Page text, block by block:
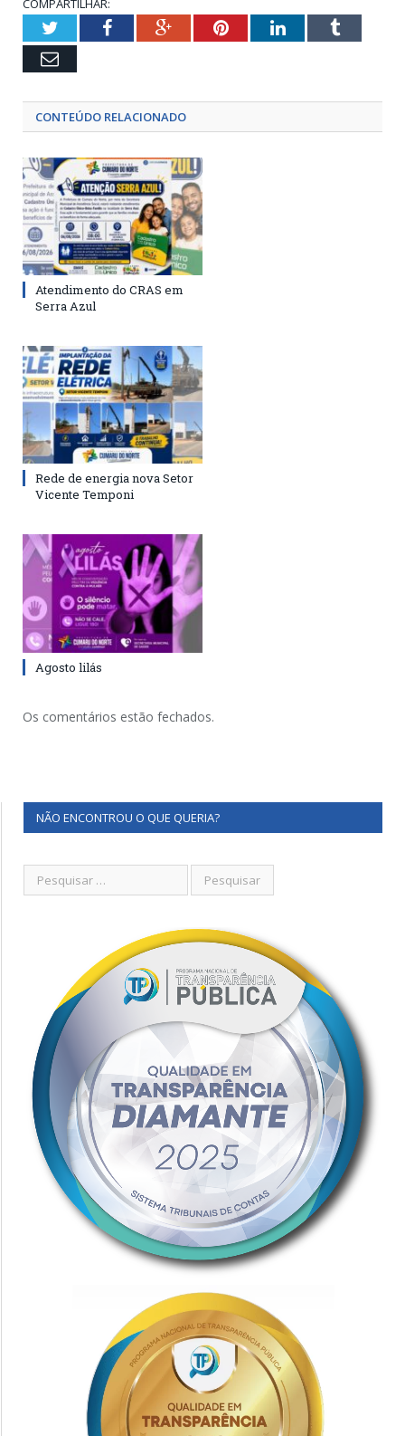
COMPARTILHAR:
TwitterFacebookGoogle+PinterestLinkedInTumblr
Email
CONTEÚDO RELACIONADO
Atendimento do CRAS em
Serra Azul
Rede de energia nova Setor
Vicente Temponi
Agosto lilás
Os comentários estão fechados.
NÃO ENCONTROU O QUE QUERIA?